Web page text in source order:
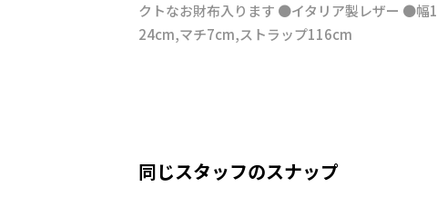
クトなお財布入ります ●イタリア製レザー ●
24cm,マチ7cm,ストラップ116cm
同じスタッフのスナップ